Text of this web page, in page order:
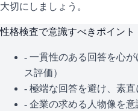
大切にしましょう。
性格検査で意識すべきポイント
- 一貫性のある回答を心
ス評価）
- 極端な回答を避け、素直
- 企業の求める人物像を